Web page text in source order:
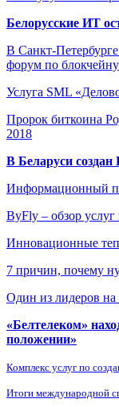
Белорусские ИТ
В Санкт-
форум по блокчейну
Услуга SML
Пророк биткоина
2018
В Беларуси создан
Информационный
ByFly – обзор услуг
Инновационные
7 причин, почему
Один из лидеров
«Белтелеком»
положении»
Комплекс услуг по
Итоги международной